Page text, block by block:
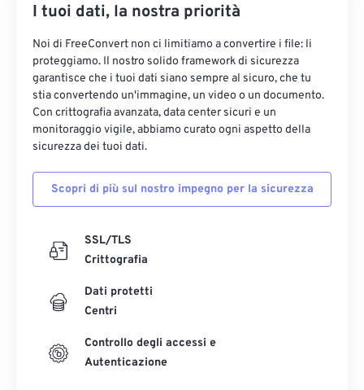
I tuoi dati, la nostra priorità
Noi di FreeConvert non ci limitiamo a convertire i file: li
proteggiamo. Il nostro solido framework di sicurezza
garantisce che i tuoi dati siano sempre al sicuro, che tu
stia convertendo un'immagine, un video o un documento.
Con crittografia avanzata, data center sicuri e un
monitoraggio vigile, abbiamo curato ogni aspetto della
sicurezza dei tuoi dati.
Scopri di più sul nostro impegno per la sicurezza
SSL/TLS
Crittografia
Dati protetti
Centri
Controllo degli accessi e
Autenticazione